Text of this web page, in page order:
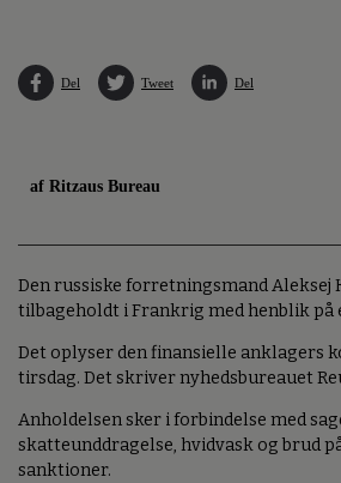
Del Tweet Del
af Ritzaus Bureau
Den russiske forretningsmand Aleksej
tilbageholdt i Frankrig med henblik på
Det oplyser den finansielle anklagers
tirsdag. Det skriver nyhedsbureauet
Anholdelsen sker i forbindelse med
skatteunddragelse, hvidvask og brud
sanktioner.